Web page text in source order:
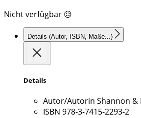
Nicht verfügbar 😥
Details (Autor, ISBN, Maße...)
Details
Autor/Autorin Shannon &
ISBN 978-3-7415-2293-2